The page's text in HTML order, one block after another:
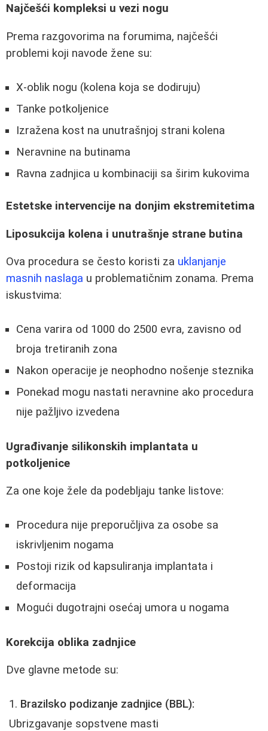
Najčešći kompleksi u vezi nogu
Prema razgovorima na forumima, najčešći
problemi koji navode žene su:
X-oblik nogu (kolena koja se dodiruju)
Tanke potkoljenice
Izražena kost na unutrašnjoj strani kolena
Neravnine na butinama
Ravna zadnjica u kombinaciji sa širim kukovima
Estetske intervencije na donjim ekstremitetima
Liposukcija kolena i unutrašnje strane butina
Ova procedura se često koristi za uklanjanje
masnih naslaga u problematičnim zonama. Prema
iskustvima:
Cena varira od 1000 do 2500 evra, zavisno od
broja tretiranih zona
Nakon operacije je neophodno nošenje steznika
Ponekad mogu nastati neravnine ako procedura
nije pažljivo izvedena
Ugrađivanje silikonskih implantata u
potkoljenice
Za one koje žele da podebljaju tanke listove:
Procedura nije preporučljiva za osobe sa
iskrivljenim nogama
Postoji rizik od kapsuliranja implantata i
deformacija
Mogući dugotrajni osećaj umora u nogama
Korekcija oblika zadnjice
Dve glavne metode su:
Brazilsko podizanje zadnjice (BBL):
Ubrizgavanje sopstvene masti